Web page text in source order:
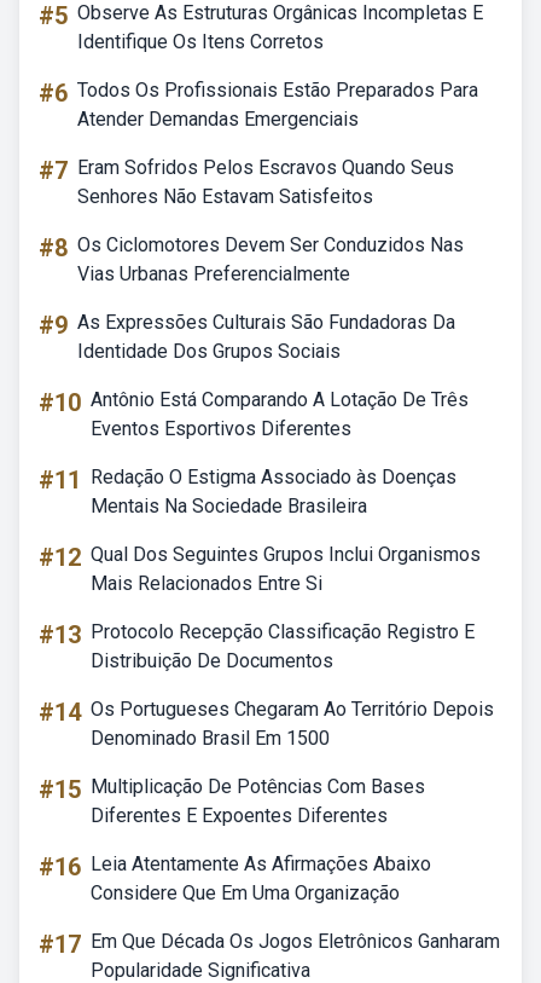
#5 Observe As Estruturas Orgânicas Incompletas E
Identifique Os Itens Corretos
#6 Todos Os Profissionais Estão Preparados Para
Atender Demandas Emergenciais
#7 Eram Sofridos Pelos Escravos Quando Seus
Senhores Não Estavam Satisfeitos
#8 Os Ciclomotores Devem Ser Conduzidos Nas
Vias Urbanas Preferencialmente
#9 As Expressões Culturais São Fundadoras Da
Identidade Dos Grupos Sociais
#10 Antônio Está Comparando A Lotação De Três
Eventos Esportivos Diferentes
#11
Redação O Estigma Associado às Doenças
Mentais Na Sociedade Brasileira
#12 Qual Dos Seguintes Grupos Inclui Organismos
Mais Relacionados Entre Si
#13 Protocolo Recepção Classificação Registro E
Distribuição De Documentos
#14 Os Portugueses Chegaram Ao Território Depois
Denominado Brasil Em 1500
#15 Multiplicação De Potências Com Bases
Diferentes E Expoentes Diferentes
#16 Leia Atentamente As Afirmações Abaixo
Considere Que Em Uma Organização
#17 Em Que Década Os Jogos Eletrônicos Ganharam
Popularidade Significativa